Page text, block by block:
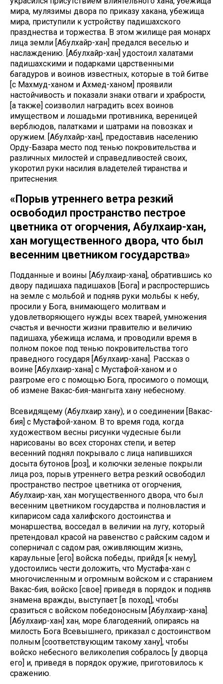
мира, мулязимы двора по приказу хакана, убежища
мира, приступили к устройству падишахского
празднества и торжества. В этом жилище рая монарх
лица земли [Абулхайр-хан] предался веселью и
наслаждению. [Абулхайр-хан] удостоил халатами
падишахскими и подарками царственными
багадуров и воинов известных, которые в той битве
[с Махмуд-ханом и Ахмед-ханом] проявили
настойчивость и показали знаки отваги и храбрости,
[а также] соизволил наградить всех воинов
имуществом и лошадьми противника, вереницей
верблюдов, палатками и шатрами на повозках и
оружием. [Абулхайр-хан], предоставив населению
Орду-Базара место под тенью покровительства и
различных милостей и справедливостей своих,
укоротил руки насилия владетелей тиранства и
притеснения.
«Порыв утреннего ветра резкий
освободил пространство пестрое
цветника от огорчения, Абулхаир-хан,
хан могущественного двора, что был
весенним цветником государства»
Подданные и воины [Абулхаир-хана], обратившись ко
двору падишаха падишахов [Бога] и распростершись
на земле с мольбой и подняв руки мольбы к небу,
просили у Бога, внимающего молитвам и
удовлетворяющего нужды всех тварей, умножения
счастья и вечности жизни правителю и величию
падишаха, убежища ислама, и проводили время в
полном покое под тенью покровительства того
праведного государя [Абулхаир-хана]. Рассказ о
воине [Абулхаир-хана] с Мустафой-ханом и о
разгроме его с помощью Бога, просимого о помощи,
об измене Вакас-бия-мангыта хану небесному.
Всевидящему (Абулхаир хану), и о соединении [Вакас-
бия] с Мустафой-ханом. В то время года, когда
художеством весны рисунки чудесные были
нарисованы во всех сторонах степи, и ветер
весенний поднял покрывало с лица напившихся
досыта бутонов [роз], и колючки зеленые покрыли
лица роз, порыв утреннего ветра резкий освободил
пространство пестрое цветника от огорчения,
Абулхаир-хан, хан могущественного двора, что был
весенним цветником государства и полновластия и
кипарисом сада халифского достоинства и
монаршества, восседал в величии на лугу, который
претендовал красой на равенство с райским садом и
соперничал с садом рая, оживляющим жизнь,
караульные [его] войска победы, прийдя [к нему],
удостоились чести доложить, что Мустафа-хан с
многочисленным и огромным войском и с старанием
Вакас-бия, войско [свое] приведя в порядок и подняв
знамена вражды, выступает [в поход], чтобы
сразиться с войском победоносным [Абулхаир-хана].
[Абулхаир-хан] хан, море благодеяний, опираясь на
милость Бога Всевышнего, приказал с достоинством
полным [соответствующим такому хану], чтобы
войско небесного великолепия собралось [у дворца
его] и, приведя в порядок оружие, приготовилось к
сражению.